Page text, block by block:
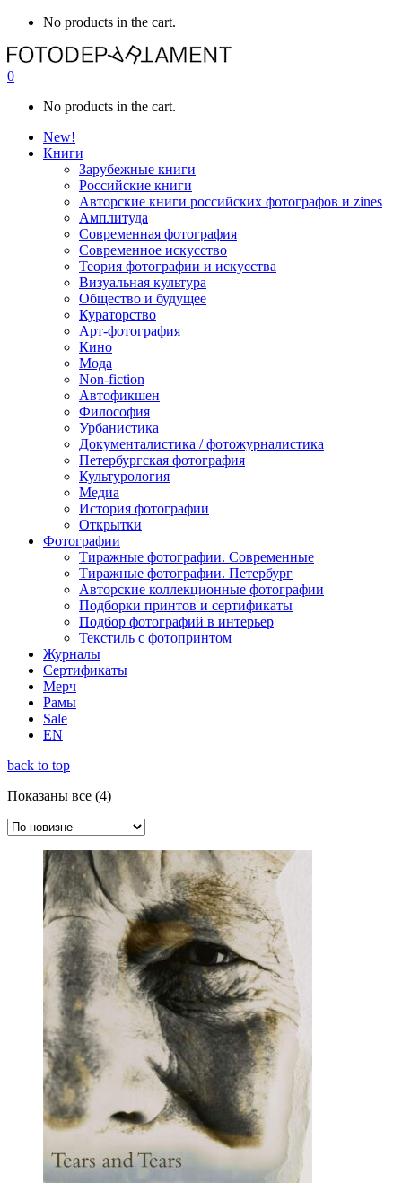
No products in the cart.
0
No products in the cart.
New!
Книги
Зарубежные книги
Российские книги
Авторские книги российских фотографов и zines
Амплитуда
Современная фотография
Современное искусство
Теория фотографии и искусства
Визуальная культура
Общество и будущее
Кураторство
Арт-фотография
Кино
Мода
Non-fiction
Автофикшен
Философия
Урбанистика
Документалистика / фотожурналистика
Петербургская фотография
Культурология
Медиа
История фотографии
Открытки
Фотографии
Тиражные фотографии. Современные
Тиражные фотографии. Петербург
Авторские коллекционные фотографии
Подборки принтов и сертификаты
Подбор фотографий в интерьер
Текстиль с фотопринтом
Журналы
Сертификаты
Мерч
Рамы
Sale
EN
back to top
Показаны все (4)Сортировка:
недавние